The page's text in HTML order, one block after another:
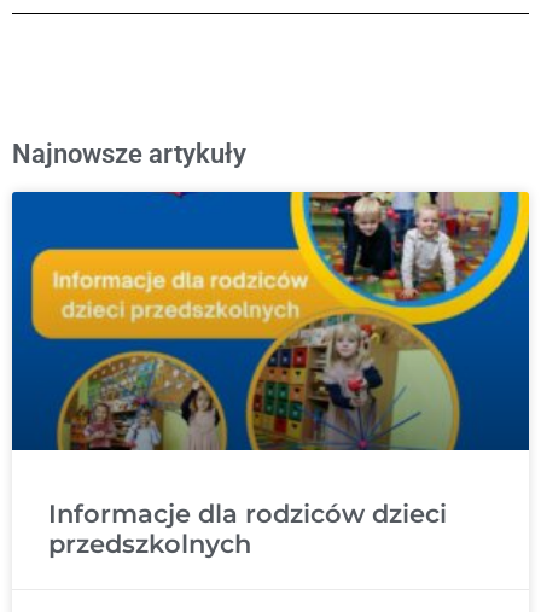
Najnowsze artykuły
Informacje dla rodziców dzieci
przedszkolnych